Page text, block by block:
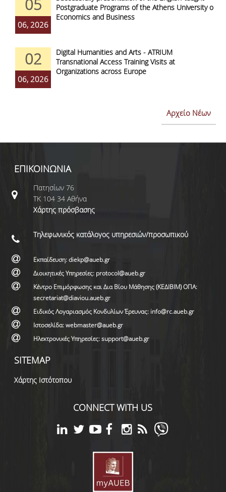
05
06, 2026
Postgraduate Programs of the Athens University of
Economics and Business
02
06, 2026
Digital Humanities and Arts - ATRIUM
Transnational Access Training Visits at
Organizations across Europe
Αρχείο Νέων
ΕΠΙΚΟΙΝΩΝΙΑ
Πατησίων 76
ΤΚ 104 34 Αθήνα
Χάρτης πρόσβασης
Τηλεφωνικός κατάλογος υπηρεσιών/προσωπικού
Εκπαίδευση: diekp@aueb.gr
Διοικητικές Υπηρεσίες: protocol@aueb.gr
Κέντρο Επιμόρφωσης και Δια Βίου Μάθησης (ΚΕΔΙΒΙΜ) ΟΠΑ:
secretariat@diaviou.aueb.gr
Ειδικός Λογαριασμός Κονδυλίων Έρευνας: info@rc.aueb.gr
Ιστοσελίδα: webmaster@aueb.gr
Ηλεκτρονικές Υπηρεσίες: support@aueb.gr
SITEMAP
Χάρτης Ιστότοπου
CONNECT WITH US